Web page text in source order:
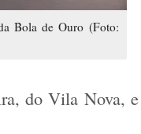
Bola de Ouro (Foto:
do Vila Nova,